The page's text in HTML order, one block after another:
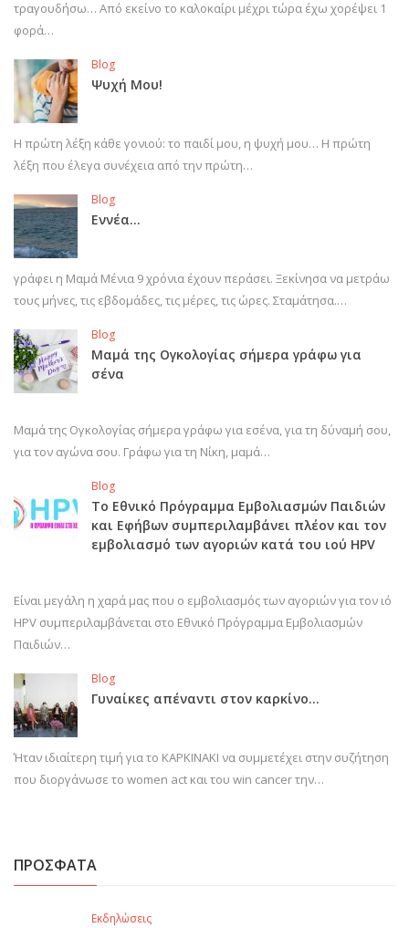
τραγουδήσω… Από εκείνο το καλοκαίρι μέχρι τώρα έχω χορέψει 1
φορά…
Blog
Ψυχή Μου!
Η πρώτη λέξη κάθε γονιού: το παιδί μου, η ψυχή μου… Η πρώτη
λέξη που έλεγα συνέχεια από την πρώτη…
Blog
Εννέα…
γράφει η Μαμά Μένια 9 χρόνια έχουν περάσει. Ξεκίνησα να μετράω
τους μήνες, τις εβδομάδες, τις μέρες, τις ώρες. Σταμάτησα.…
Blog
Μαμά της Ογκολογίας σήμερα γράφω για
σένα
Μαμά της Ογκολογίας σήμερα γράφω για εσένα, για τη δύναμή σου,
για τον αγώνα σου. Γράφω για τη Νίκη, μαμά…
Blog
Το Εθνικό Πρόγραμμα Εμβολιασμών Παιδιών
και Εφήβων συμπεριλαμβάνει πλέον και τον
εμβολιασμό των αγοριών κατά του ιού HPV
Είναι μεγάλη η χαρά μας που ο εμβολιασμός των αγοριών για τον ιό
HPV συμπεριλαμβάνεται στο Εθνικό Πρόγραμμα Εμβολιασμών
Παιδιών…
Blog
Γυναίκες απέναντι στον καρκίνο…
Ήταν ιδιαίτερη τιμή για το ΚΑΡΚΙΝΑΚΙ να συμμετέχει στην συζήτηση
που διοργάνωσε το women act και του win cancer την…
ΠΡΟΣΦΑΤΑ
Εκδηλώσεις